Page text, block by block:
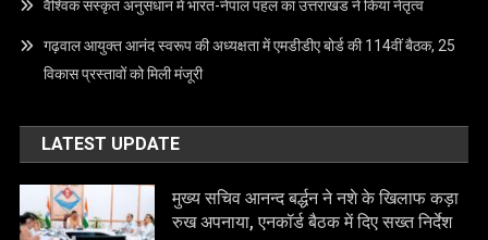
वैश्विक संस्कृत अनुसंधान में भारत-नेपाल पहल का उत्तराखंड ने किया नेतृत्व
गढ़वाल आयुक्त आनंद स्वरूप की अध्यक्षता में एमडीडीए बोर्ड की 114वीं बैठक, 25
विकास प्रस्तावों को मिली मंजूरी
LATEST UPDATE
मुख्य सचिव आनन्द बर्द्धन ने नशे के खिलाफ कड़ा
रुख अपनाया, एनकॉर्ड बैठक में दिए सख्त निर्देश